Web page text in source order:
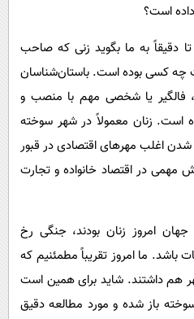
داده است؟
دقیقاً به ما بگوید زنی که صاحب
کسی بوده است. باستان‌شناسان
فالگیر یا شخصی مهم با منصب و
است. زنان معمولاً در شهر سوخته
شدن اغلب مهرهای اقتصادی در قبور
در اقتصاد خانواده و تجارت
امروز زنان بودند، جنگی رخ
باشد. ما امروز تقریباً مطمئنیم که
هم داشتند. شاید برای همین است
باز شده و مورد مطالعه دقیق